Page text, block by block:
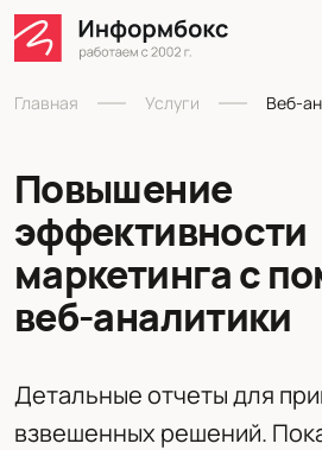
Главная Услуги Веб-
Повышение
эффективности
маркетинга с
веб-аналитики
Детальные отчеты для
взвешенных решений.